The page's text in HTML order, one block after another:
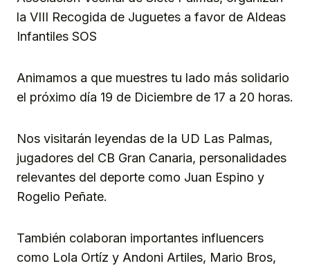
la VIII Recogida de Juguetes a favor de Aldeas
Infantiles SOS
Animamos a que muestres tu lado más solidario
el próximo día 19 de Diciembre de 17 a 20 horas.
Nos visitarán leyendas de la UD Las Palmas,
jugadores del CB Gran Canaria, personalidades
relevantes del deporte como Juan Espino y
Rogelio Peñate.
También colaboran importantes influencers
como Lola Ortíz y Andoni Artiles, Mario Bros,